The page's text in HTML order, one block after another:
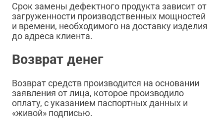
Срок замены дефектного продукта зависит от
загруженности производственных мощностей
и времени, необходимого на доставку изделия
до адреса клиента.
Возврат денег
Возврат средств производится на основании
заявления от лица, которое производило
оплату, с указанием паспортных данных и
«живой» подписью.